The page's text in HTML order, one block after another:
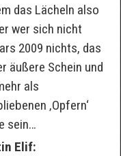
das Lächeln also
wer sich nicht
2009 nichts, das
äußere Schein und
als
‚Opfern‘
sein…
Elif: